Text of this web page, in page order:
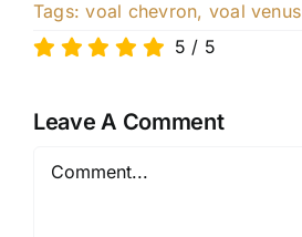
Tags:voal chevron, voal venus
5 / 5
Leave A Comment